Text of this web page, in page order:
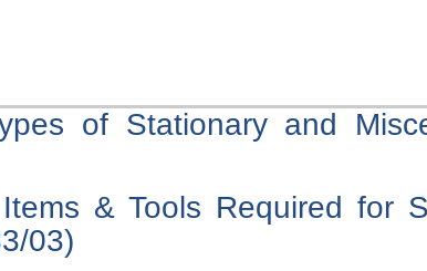
of Stationary and
& Tools Required for
03)